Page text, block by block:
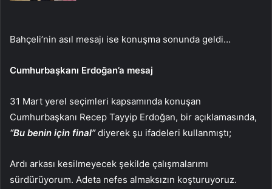
Bahçeli’nin asıl mesajı ise konuşma sonunda geldi…
Cumhurbaşkanı Erdoğan’a mesaj
31 Mart yerel seçimleri kapsamında konuşan
Cumhurbaşkanı Recep Tayyip Erdoğan, bir açıklamasında,
“Bu benin için final”diyerek şu ifadeleri kullanmıştı;
Ardı arkası kesilmeyecek şekilde çalışmalarımı
sürdürüyorum. Adeta nefes almaksızın koşturuyoruz.